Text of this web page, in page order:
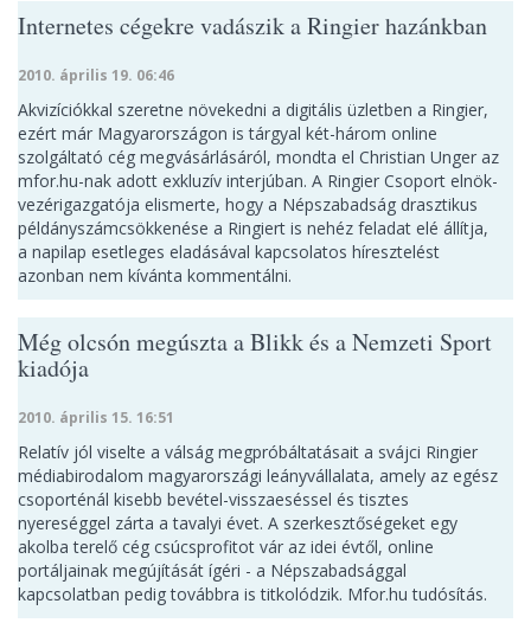
Internetes cégekre vadászik a Ringier hazánkban
2010. április 19. 06:46
Akvizíciókkal szeretne növekedni a digitális üzletben a Ringier,
ezért már Magyarországon is tárgyal két-három online
szolgáltató cég megvásárlásáról, mondta el Christian Unger az
mfor.hu-nak adott exkluzív interjúban. A Ringier Csoport elnök-
vezérigazgatója elismerte, hogy a Népszabadság drasztikus
példányszámcsökkenése a Ringiert is nehéz feladat elé állítja,
a napilap esetleges eladásával kapcsolatos híresztelést
azonban nem kívánta kommentálni.
Még olcsón megúszta a Blikk és a Nemzeti Sport
kiadója
2010. április 15. 16:51
Relatív jól viselte a válság megpróbáltatásait a svájci Ringier
médiabirodalom magyarországi leányvállalata, amely az egész
csoporténál kisebb bevétel-visszaeséssel és tisztes
nyereséggel zárta a tavalyi évet. A szerkesztőségeket egy
akolba terelő cég csúcsprofitot vár az idei évtől, online
portáljainak megújítását ígéri - a Népszabadsággal
kapcsolatban pedig továbbra is titkolódzik. Mfor.hu tudósítás.